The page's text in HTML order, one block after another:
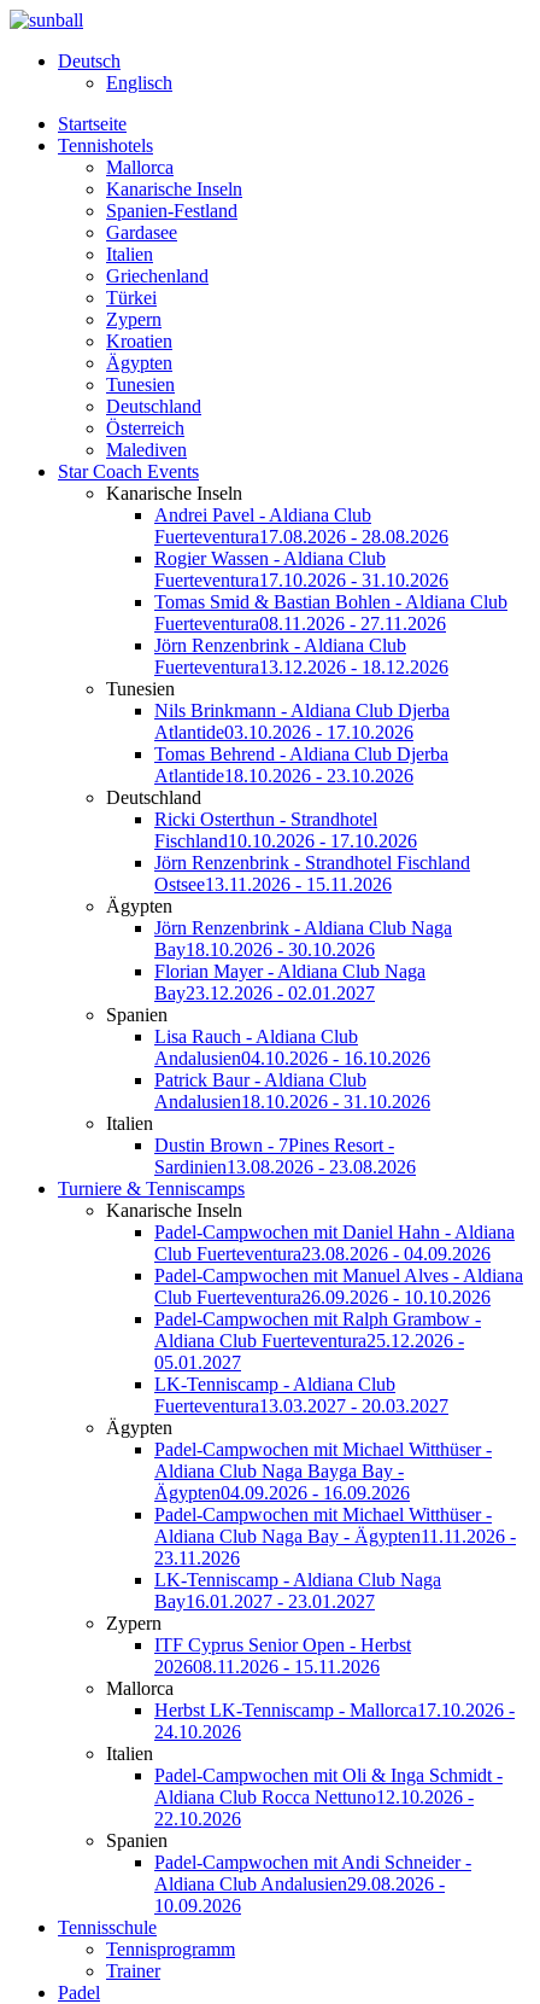
Deutsch
Englisch
Startseite
Tennishotels
Mallorca
Kanarische Inseln
Spanien-Festland
Gardasee
Italien
Griechenland
Türkei
Zypern
Kroatien
Ägypten
Tunesien
Deutschland
Österreich
Malediven
Star Coach Events
Kanarische Inseln
Andrei Pavel - Aldiana Club
Fuerteventura17.08.2026 - 28.08.2026
Rogier Wassen - Aldiana Club
Fuerteventura17.10.2026 - 31.10.2026
Tomas Smid & Bastian Bohlen - Aldiana Club
Fuerteventura08.11.2026 - 27.11.2026
Jörn Renzenbrink - Aldiana Club
Fuerteventura13.12.2026 - 18.12.2026
Tunesien
Nils Brinkmann - Aldiana Club Djerba
Atlantide03.10.2026 - 17.10.2026
Tomas Behrend - Aldiana Club Djerba
Atlantide18.10.2026 - 23.10.2026
Deutschland
Ricki Osterthun - Strandhotel
Fischland10.10.2026 - 17.10.2026
Jörn Renzenbrink - Strandhotel Fischland
Ostsee13.11.2026 - 15.11.2026
Ägypten
Jörn Renzenbrink - Aldiana Club Naga
Bay18.10.2026 - 30.10.2026
Florian Mayer - Aldiana Club Naga
Bay23.12.2026 - 02.01.2027
Spanien
Lisa Rauch - Aldiana Club
Andalusien04.10.2026 - 16.10.2026
Patrick Baur - Aldiana Club
Andalusien18.10.2026 - 31.10.2026
Italien
Dustin Brown - 7Pines Resort -
Sardinien13.08.2026 - 23.08.2026
Turniere & Tenniscamps
Kanarische Inseln
Padel-Campwochen mit Daniel Hahn - Aldiana
Club Fuerteventura23.08.2026 - 04.09.2026
Padel-Campwochen mit Manuel Alves - Aldiana
Club Fuerteventura26.09.2026 - 10.10.2026
Padel-Campwochen mit Ralph Grambow -
Aldiana Club Fuerteventura25.12.2026 -
05.01.2027
LK-Tenniscamp - Aldiana Club
Fuerteventura13.03.2027 - 20.03.2027
Ägypten
Padel-Campwochen mit Michael Witthüser -
Aldiana Club Naga Bayga Bay -
Ägypten04.09.2026 - 16.09.2026
Padel-Campwochen mit Michael Witthüser -
Aldiana Club Naga Bay - Ägypten11.11.2026 -
23.11.2026
LK-Tenniscamp - Aldiana Club Naga
Bay16.01.2027 - 23.01.2027
Zypern
ITF Cyprus Senior Open - Herbst
202608.11.2026 - 15.11.2026
Mallorca
Herbst LK-Tenniscamp - Mallorca17.10.2026 -
24.10.2026
Italien
Padel-Campwochen mit Oli & Inga Schmidt -
Aldiana Club Rocca Nettuno12.10.2026 -
22.10.2026
Spanien
Padel-Campwochen mit Andi Schneider -
Aldiana Club Andalusien29.08.2026 -
10.09.2026
Tennisschule
Tennisprogramm
Trainer
Padel